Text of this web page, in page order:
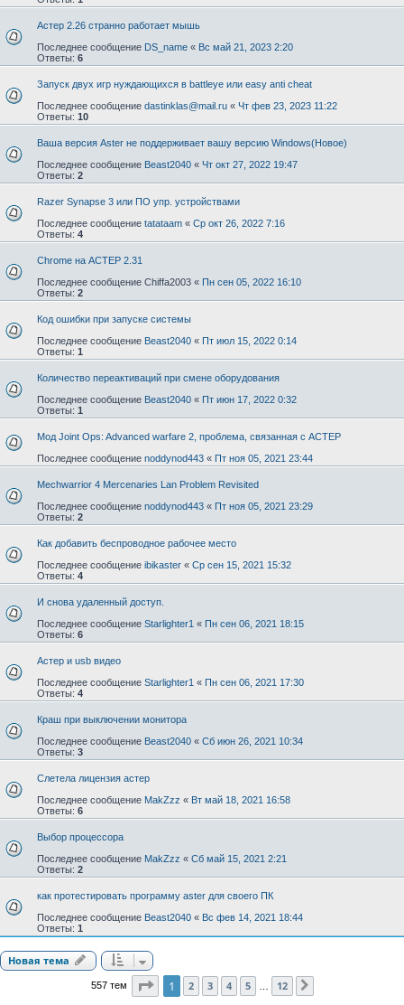
Астер 2.26 странно работает мышь
Последнее сообщение DS_name « Вс май 21, 2023 2:20
Ответы: 6
Запуск двух игр нуждающихся в battleye или easy anti cheat
Последнее сообщение dastinklas@mail.ru « Чт фев 23, 2023 11:22
Ответы: 10
Ваша версия Aster не поддерживает вашу версию Windows(Новое)
Последнее сообщение Beast2040 « Чт окт 27, 2022 19:47
Ответы: 2
Razer Synapse 3 или ПО упр. устройствами
Последнее сообщение tatataam « Ср окт 26, 2022 7:16
Ответы: 4
Chrome на АСТЕР 2.31
Последнее сообщение Chiffa2003 « Пн сен 05, 2022 16:10
Ответы: 2
Код ошибки при запуске системы
Последнее сообщение Beast2040 « Пт июл 15, 2022 0:14
Ответы: 1
Количество переактиваций при смене оборудования
Последнее сообщение Beast2040 « Пт июн 17, 2022 0:32
Ответы: 1
Мод Joint Ops: Advanced warfare 2, проблема, связанная с АСТЕР
Последнее сообщение noddynod443 « Пт ноя 05, 2021 23:44
Mechwarrior 4 Mercenaries Lan Problem Revisited
Последнее сообщение noddynod443 « Пт ноя 05, 2021 23:29
Ответы: 2
Как добавить беспроводное рабочее место
Последнее сообщение ibikaster « Ср сен 15, 2021 15:32
Ответы: 4
И снова удаленный доступ.
Последнее сообщение Starlighter1 « Пн сен 06, 2021 18:15
Ответы: 6
Астер и usb видео
Последнее сообщение Starlighter1 « Пн сен 06, 2021 17:30
Ответы: 4
Краш при выключении монитора
Последнее сообщение Beast2040 « Сб июн 26, 2021 10:34
Ответы: 3
Слетела лицензия астер
Последнее сообщение MakZzz « Вт май 18, 2021 16:58
Ответы: 6
Выбор процессора
Последнее сообщение MakZzz « Сб май 15, 2021 2:21
Ответы: 2
как протестировать программу aster для своего ПК
Последнее сообщение Beast2040 « Вс фев 14, 2021 18:44
Ответы: 1
Новая тема
557 тем Страница1 из
1 2 3 4 5 12